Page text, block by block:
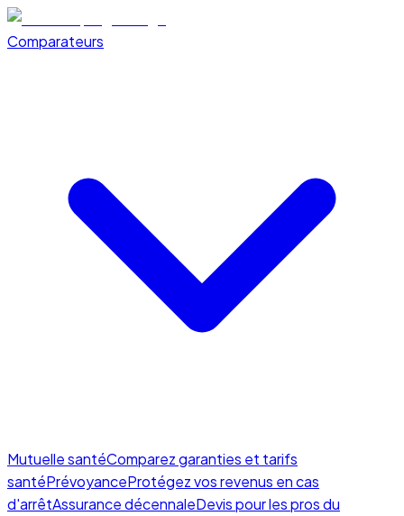
Comparateurs
Mutuelle santéComparez garanties et tarifs
santéPrévoyanceProtégez vos revenus en cas
d'arrêtAssurance décennaleDevis pour les pros du